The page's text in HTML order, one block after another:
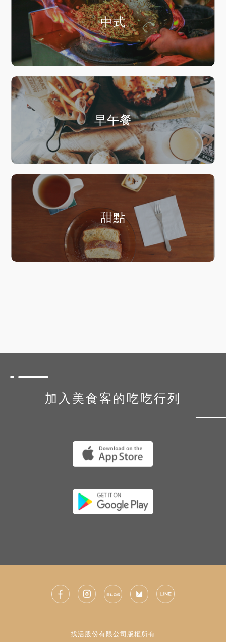
中式
早午餐
甜點
加入美食客的吃吃行列
找活股份有限公司版權所有